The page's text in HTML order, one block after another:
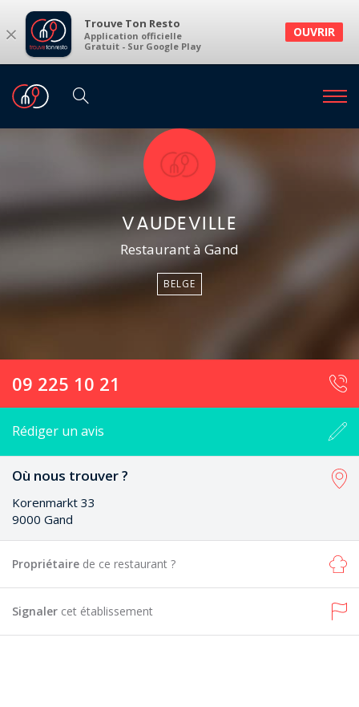
× Trouve Ton Resto
Application officielle
Gratuit - Sur Google Play
OUVRIR
VAUDEVILLE
Restaurant à Gand
BELGE
09 225 10 21
Rédiger un avis
Où nous trouver ?
Korenmarkt 33
9000 Gand
Propriétaire de ce restaurant ?
Signaler cet établissement